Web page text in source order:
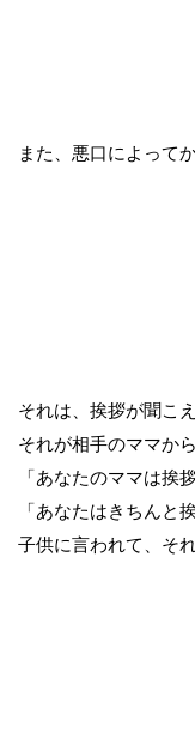
また、悪口によって
それは、挨拶が聞こ
それが相手のママか
「あなたのママは挨
「あなたはきちんと
子供に言われて、そ